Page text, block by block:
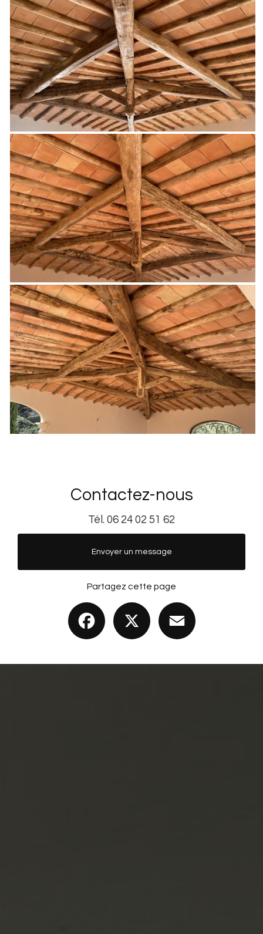
Contactez-nous
Tél. 06 24 02 51 62
Envoyer un message
Partagez cette page
Facebook